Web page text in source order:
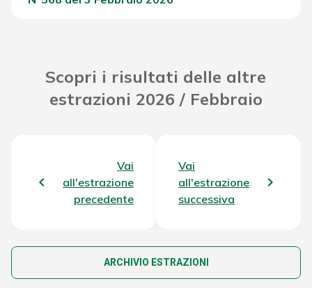
Scopri i risultati delle altre
estrazioni 2026 / Febbraio
Vai
all'estrazione
precedente
Vai
all'estrazione
successiva
ARCHIVIO ESTRAZIONI